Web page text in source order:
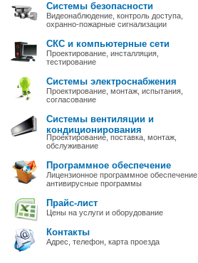
Системы безопасности
Видеонаблюдение, контроль доступа,
охранно-пожарные сигнализации
СКС и компьютерные сети
Проектирование, инсталляция,
тестирование
Системы электроснабжения
Проектирование, монтаж, испытания,
согласование
Системы вентиляции и
кондиционирования
Проектирование, поставка, монтаж,
обслуживание
Программное обеспечение
Лицензионное программное обеспечение,
антивирусные программы
Прайс-лист
Цены на услуги и оборудование
Контакты
Адрес, телефон, карта проезда